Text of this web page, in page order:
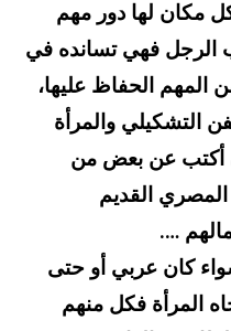
مكان لها دور مهم
الرجل فهي تسانده في
الحفاظ عليها،
التشكيلي والمرأة
عن بعض من
المصري القديم
….
كان عربي أو حتى
المرأة فكل منهم